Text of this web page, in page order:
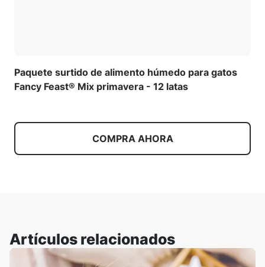
Paquete surtido de alimento húmedo para gatos
Fancy Feast® Mix primavera - 12 latas
COMPRA AHORA
Artículos relacionados